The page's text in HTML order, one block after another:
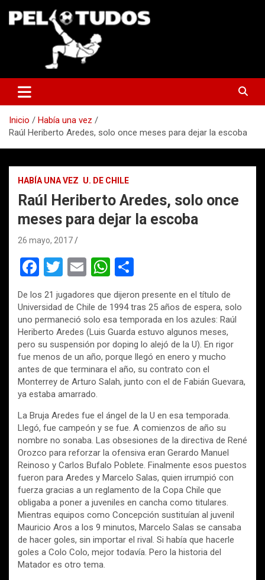
Inicio
Había una vez
Raúl Heriberto Aredes, solo once meses para dejar la escoba
HABÍA UNA VEZ U. DE CHILE
Raúl Heriberto Aredes, solo once
meses para dejar la escoba
26 mayo, 2017
F
a
ce
b
o
o
k
T
wi
tt
er
E
ail
W
h
at
s
A
p
p
m
p
ar
tir
De los 21 jugadores que dijeron presente en el título de
Universidad de Chile de 1994 tras 25 años de espera, solo
uno permaneció solo esa temporada en los azules: Raúl
Heriberto Aredes (Luis Guarda estuvo algunos meses,
pero su suspensión por doping lo alejó de la U). En rigor
fue menos de un año, porque llegó en enero y mucho
antes de que terminara el año, su contrato con el
Monterrey de Arturo Salah, junto con el de Fabián Guevara,
ya estaba amarrado.
La Bruja Aredes fue el ángel de la U en esa temporada.
Llegó, fue campeón y se fue. A comienzos de año su
nombre no sonaba. Las obsesiones de la directiva de René
Orozco para reforzar la ofensiva eran Gerardo Manuel
Reinoso y Carlos Bufalo Poblete. Finalmente esos puestos
fueron para Aredes y Marcelo Salas, quien irrumpió con
fuerza gracias a un reglamento de la Copa Chile que
obligaba a poner a juveniles en cancha como titulares.
Mientras equipos como Concepción sustituían al juvenil
Mauricio Aros a los 9 minutos, Marcelo Salas se cansaba
de hacer goles, sin importar el rival. Si había que hacerle
goles a Colo Colo, mejor todavía. Pero la historia del
Matador es otro tema.